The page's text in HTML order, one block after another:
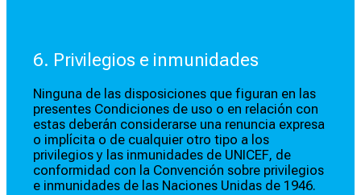
6. Privilegios e inmunidades
Ninguna de las disposiciones que figuran en las
presentes Condiciones de uso o en relación con
estas deberán considerarse una renuncia expresa
o implícita o de cualquier otro tipo a los
privilegios y las inmunidades de UNICEF, de
conformidad con la Convención sobre privilegios
e inmunidades de las Naciones Unidas de 1946.